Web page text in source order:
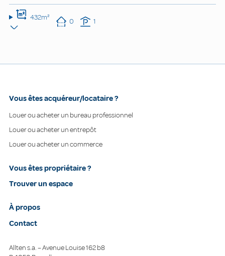
432m² 0 1
Vous êtes acquéreur/locataire ?
Louer ou acheter un bureau professionnel
Louer ou acheter un entrepôt
Louer ou acheter un commerce
Vous êtes propriétaire ?
Trouver un espace
À propos
Contact
Allten s.a. – Avenue Louise 162 b8